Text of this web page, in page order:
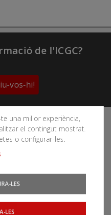
una millor experiència,
el contingut mostrat.
o configurar-les.
LES
LES
de l'ICGC?
vos-hi!
de l'Institut Cartogràfic i
Catalunya
us als fils RSS